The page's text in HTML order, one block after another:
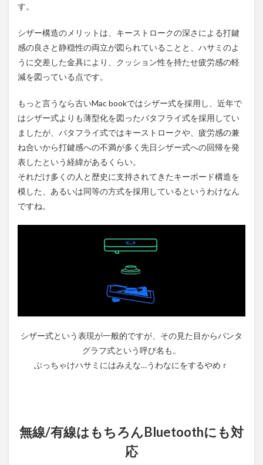
す。
シザー構造のメリットは、キーストロークの深さによる打鍵
感の良さと静穏性の両立が図られていることと、ハサミのよ
うに交差した金具により、クッション性を持たせ疲労感の軽
減を図っている点です。
もっと言うなら古いMac bookではシザー式を採用し、近年で
はシザー式よりも薄型化を図ったバタフライ式を採用してい
ましたが、バタフライ式ではキーストロークや、疲労感の兼
ね合いから打鍵感への不満が多く先日シザー式への回帰を発
表したという経緯があるくらい。
それだけ多くの人と歴史に支持されてきたキーボード構造を
模した、あるいは同等の方式を採用しているというわけなん
ですね。
シザー式という表現が一般的ですが、その見た目からパンタ
グラフ式という呼び名も。
ぶっちゃけハサミにはみえな…うわなにをするやめｒ
無線/有線はもちろんBluetoothにも対
応